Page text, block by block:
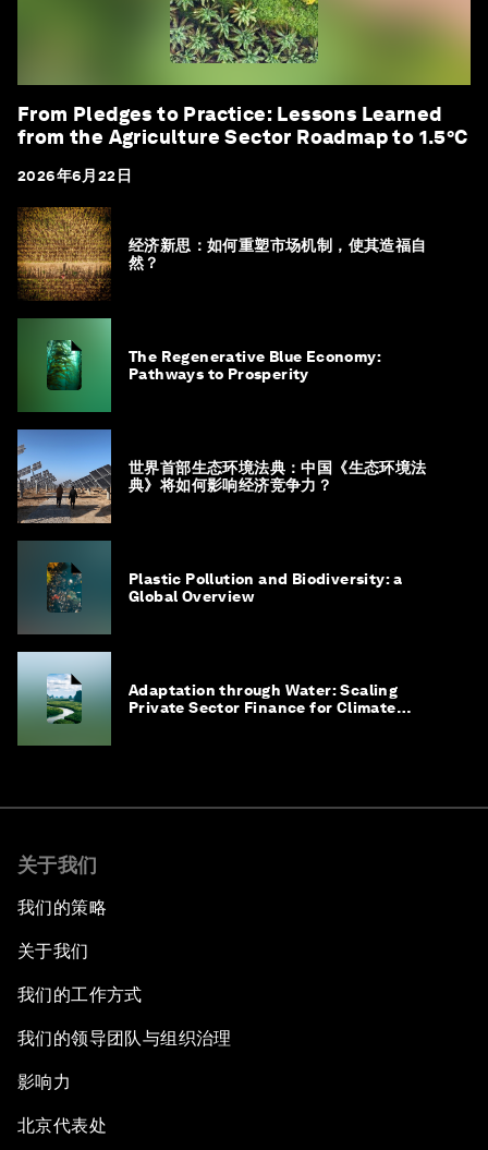
From Pledges to Practice: Lessons Learned
from the Agriculture Sector Roadmap to 1.5°C
2026年6月22日
经济新思：如何重塑市场机制，使其造福自
然？
The Regenerative Blue Economy:
Pathways to Prosperity
世界首部生态环境法典：中国《生态环境法
典》将如何影响经济竞争力？
Plastic Pollution and Biodiversity: a
Global Overview
Adaptation through Water: Scaling
Private Sector Finance for Climate
关于我们
我们的策略
关于我们
我们的工作方式
我们的领导团队与组织治理
影响力
北京代表处